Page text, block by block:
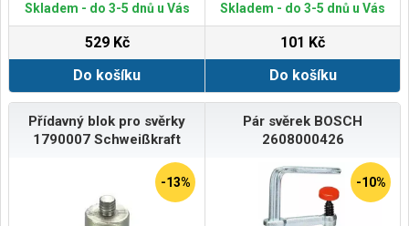
Skladem - do 3-5 dnů u Vás
529 Kč
Do košíku
Skladem - do 3-5 dnů u Vás
101 Kč
Do košíku
Přídavný blok pro svěrky
1790007 Schweißkraft
-13%
Pár svěrek BOSCH
2608000426
-10%